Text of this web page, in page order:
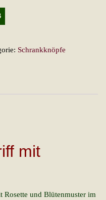
Schrankknöpfe
mit
und Blütenmuster im